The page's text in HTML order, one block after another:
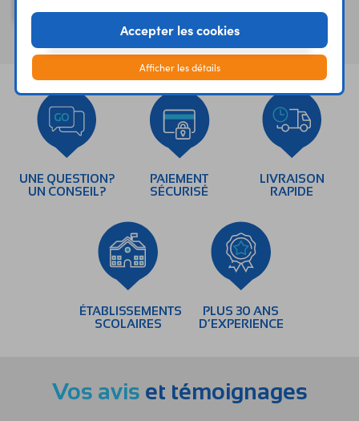
UNE QUESTION?
UN CONSEIL?
PAIEMENT
SÉCURISÉ
LIVRAISON
RAPIDE
ÉTABLISSEMENTS
SCOLAIRES
PLUS 30 ANS
D’EXPERIENCE
Vos avis et témoignages
Accepter les cookies
Afficher les détails